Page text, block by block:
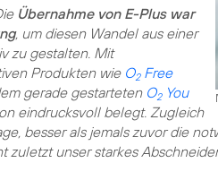
Übernahme von E-Plus war
, um diesen Wandel aus einer
zu gestalten. Mit
Produkten wie O2Free
gerade gestarteten O2You
eindrucksvoll belegt. Zugleich
besser als jemals zuvor die
zuletzt unser starkes